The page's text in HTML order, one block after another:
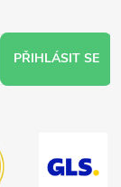
PŘIHLÁSIT SE